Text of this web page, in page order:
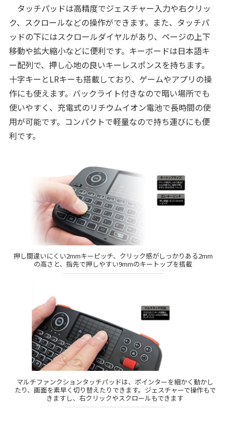
タッチパッドは高精度でジェスチャー入力や右クリッ
ク、スクロールなどの操作ができます。また、タッチパ
ッドの下にはスクロールダイヤルがあり、ページの上下
移動や拡大縮小などに便利です。キーボードは日本語キ
ー配列で、押し心地の良いキーレスポンスを持ちます。
十字キーとLRキーも搭載しており、ゲームやアプリの操
作にも使えます。バックライト付きなので暗い場所でも
使いやすく、充電式のリチウムイオン電池で長時間の使
用が可能です。コンパクトで軽量なので持ち運びにも便
利です。
押し間違いにくい2mmキーピッチ、クリック感がしっかりある2mm
の高さと、指先で押しやすい9mmのキートップを搭載
マルチファンクションタッチパッドは、ポインターを細かく動かし
たり、画面を素早く切り替えたりできます。ジェスチャーで操作もで
きますし、右クリックやスクロールもできます